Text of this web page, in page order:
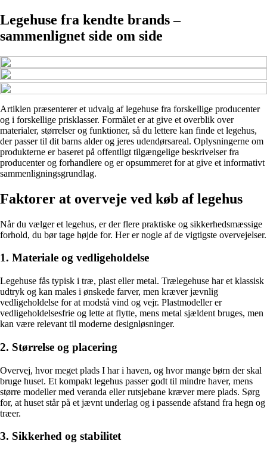
Legehuse fra kendte brands –
sammenlignet side om side
Artiklen præsenterer et udvalg af legehuse fra forskellige producenter
og i forskellige prisklasser. Formålet er at give et overblik over
materialer, størrelser og funktioner, så du lettere kan finde et legehus,
der passer til dit barns alder og jeres udendørsareal. Oplysningerne om
produkterne er baseret på offentligt tilgængelige beskrivelser fra
producenter og forhandlere og er opsummeret for at give et informativt
sammenligningsgrundlag.
Faktorer at overveje ved køb af legehus
Når du vælger et legehus, er der flere praktiske og sikkerhedsmæssige
forhold, du bør tage højde for. Her er nogle af de vigtigste overvejelser.
1. Materiale og vedligeholdelse
Legehuse fås typisk i træ, plast eller metal. Trælegehuse har et klassisk
udtryk og kan males i ønskede farver, men kræver jævnlig
vedligeholdelse for at modstå vind og vejr. Plastmodeller er
vedligeholdelsesfrie og lette at flytte, mens metal sjældent bruges, men
kan være relevant til moderne designløsninger.
2. Størrelse og placering
Overvej, hvor meget plads I har i haven, og hvor mange børn der skal
bruge huset. Et kompakt legehus passer godt til mindre haver, mens
større modeller med veranda eller rutsjebane kræver mere plads. Sørg
for, at huset står på et jævnt underlag og i passende afstand fra hegn og
træer.
3. Sikkerhed og stabilitet